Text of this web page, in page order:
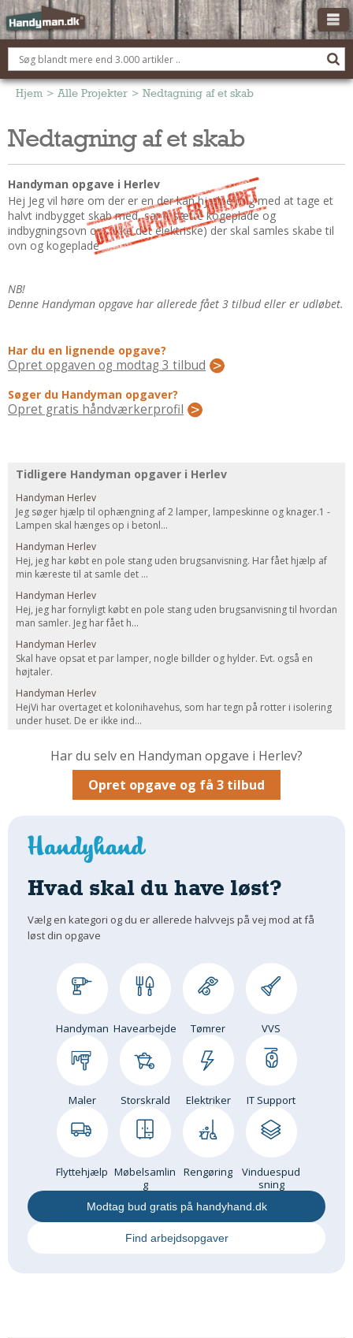
OM HANDYMAN.DK
FÅ 3 TILBUD
BOLIG KØBERÅDGIVNING
Montage Og Nybyg
Reparation Og Vedligehold
Alt Om Køkkenet
Andet
Regler Og Love
Om Materialer
Montage Og Udskiftning
Reparation Og Vedligehold
Varme Og Energi
MALER
Udendørs
Kan Det Males?
MURER
Reparationer
Om Materialer
GLARMESTER
Udskiftning Og Montage
HANDYMAN
Kemi
Andet
Båd
Beplantning
Skadedyr
Om Værktøj
RENGØRING
Rengøring Af Overflader
Hjem > Alle Projekter > Nedtagning af et skab
Nedtagning af et skab
Handyman opgave i Herlev
Hej Jeg vil høre om der er en der kan hjælpe mig med at tage et
halvt indbygget skab med, samt sætte kogeplade og
indbygningsovn op ( ikke det elektriske) der skal samles skabe til
ovn og kogeplade
NB!
Denne Handyman opgave har allerede fået 3 tilbud eller er udløbet.
Har du en lignende opgave?
Opret opgaven og modtag 3 tilbud
Søger du Handyman opgaver?
Opret gratis håndværkerprofil
Tidligere Handyman opgaver i Herlev
Handyman Herlev
Jeg søger hjælp til ophængning af 2 lamper, lampeskinne og knager.1 -
Lampen skal hænges op i betonl...
Handyman Herlev
Hej, jeg har købt en pole stang uden brugsanvisning. Har fået hjælp af
min kæreste til at samle det ...
Handyman Herlev
Hej, jeg har fornyligt købt en pole stang uden brugsanvisning til hvordan
man samler. Jeg har fået h...
Handyman Herlev
Skal have opsat et par lamper, nogle billder og hylder. Evt. også en
højtaler.
Handyman Herlev
HejVi har overtaget et kolonihavehus, som har tegn på rotter i isolering
under huset. De er ikke ind...
Har du selv en Handyman opgave i Herlev?
Opret opgave og få 3 tilbud
Hvad skal du have løst?
Vælg en kategori og du er allerede halvvejs på vej mod at få
løst din opgave
Handyman Havearbejde Tømrer VVS
Maler Storskrald Elektriker IT Support
Flyttehjælp Møbelsamlin
g
Rengøring
Vinduespud
sning
Modtag bud gratis på handyhand.dk
Find arbejdsopgaver